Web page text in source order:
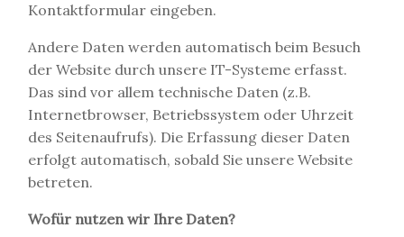
Kontaktformular eingeben.
Andere Daten werden automatisch beim Besuch
der Website durch unsere IT-Systeme erfasst.
Das sind vor allem technische Daten (z.B.
Internetbrowser, Betriebssystem oder Uhrzeit
des Seitenaufrufs). Die Erfassung dieser Daten
erfolgt automatisch, sobald Sie unsere Website
betreten.
Wofür nutzen wir Ihre Daten?